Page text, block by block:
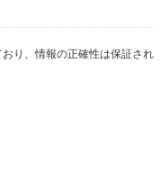
り、情報の正確性は保証され